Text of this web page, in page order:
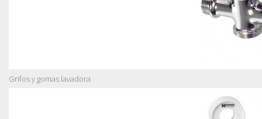
Grifos y gomas lavadora